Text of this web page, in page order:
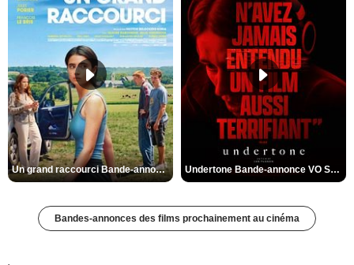
Un grand raccourci Bande-annonce VF Undertone Bande-annonce VO STFR
Bandes-annonces des films prochainement au cinéma